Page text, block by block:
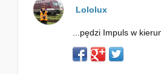
Lololux
...pędzi Impuls w